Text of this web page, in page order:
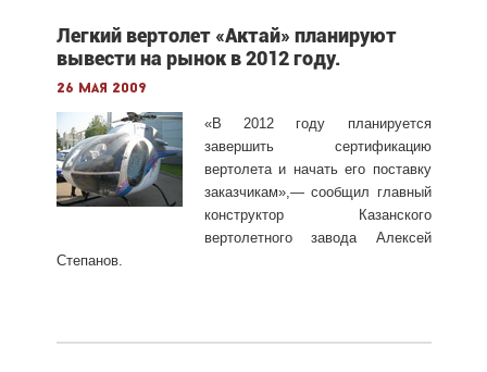
Легкий вертолет «Актай» планируют
вывести на рынок в 2012 году.
26 мая 2009
«В 2012 году планируется
завершить сертификацию
вертолета и начать его поставку
заказчикам»,— сообщил главный
конструктор Казанского
вертолетного завода Алексей
Степанов.